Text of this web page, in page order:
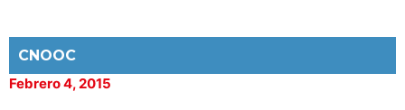
CNOOC
Febrero 4, 2015